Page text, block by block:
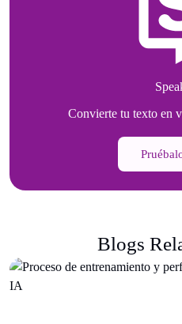
Convierte tu texto en
Blogs